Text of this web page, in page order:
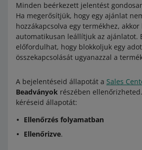
Minden beérkezett jelentést
Ha megerősítjük, hogy egy ajánlat
hozzákapcsolva egy termékhez,
automatikusan leállítjuk az ajánlatot.
előfordulhat, hogy blokkoljuk egy
összekapcsolását ugyanazzal a
A bejelentéseid állapotát a Sales
Beadványok részében
kéréseid állapotát:
Ellenőrzés folyamatban
Ellenőrizve.